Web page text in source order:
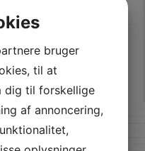
bruger
til at
dig til forskellige
af annoncering,